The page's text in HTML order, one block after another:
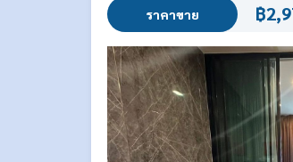
ราคาขาย ฿